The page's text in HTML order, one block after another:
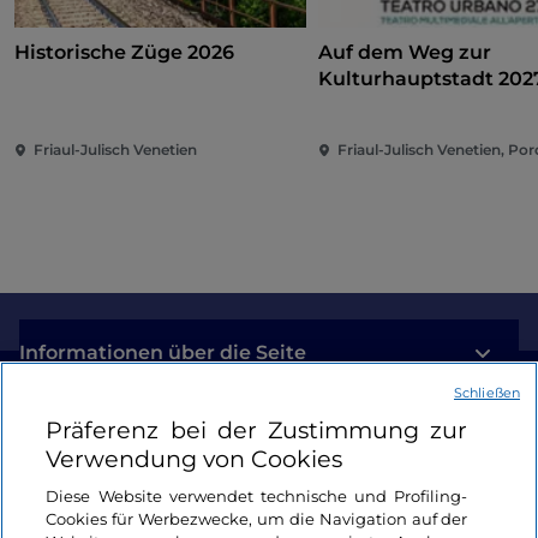
Historische Züge 2026
Friaul-Julisch Venetien
Auf dem Weg zur
Kulturhauptstadt
Friaul-Julisch Venetien,
Informationen über die Seite
Nützliche Links
Login
Präferenz bei der Zustimmung zur
Verwendung von Cookies
Diese Website verwendet technische und Profiling-
Cookies für Werbezwecke, um die Navigation auf der
Schließen